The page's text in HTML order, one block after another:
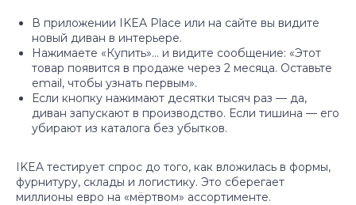
В приложении IKEA Place или на сайте вы видите
новый диван в интерьере.
Нажимаете «Купить»… и видите сообщение: «Этот
товар появится в продаже через 2 месяца. Оставьте
email, чтобы узнать первым».
Если кнопку нажимают десятки тысяч раз — да,
диван запускают в производство. Если тишина — его
убирают из каталога без убытков.
IKEA тестирует спрос до того, как вложилась в формы,
фурнитуру, склады и логистику. Это сберегает
миллионы евро на «мёртвом» ассортименте.